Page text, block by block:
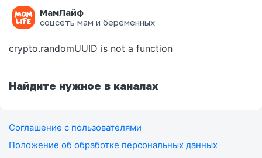
МамЛайф
соцсеть мам и беременных
Ошибка на странице
crypto.randomUUID is not a function
Найдите нужное в каналах
Соглашение с пользователями
Положение об обработке персональных данных